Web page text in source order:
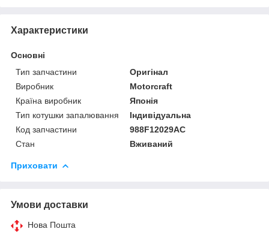
Характеристики
Основні
Тип запчастини
Оригінал
Виробник
Motorcraft
Країна виробник
Японія
Тип котушки запалювання
Індивідуальна
Код запчастини
988F12029AC
Стан
Вживаний
Приховати
Умови доставки
Нова Пошта